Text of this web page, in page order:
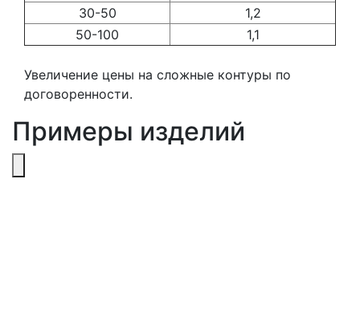
30-50
1,2
50-100
1,1
Увеличение цены на сложные контуры по
договоренности.
Примеры изделий